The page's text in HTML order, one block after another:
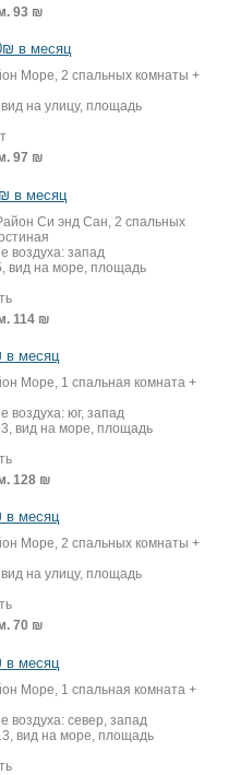
93 ₪
в месяц
Море, 2 спальных комнаты +
на улицу, площадь
97 ₪
в месяц
Си энд Сан, 2 спальных
воздуха: запад
вид на море, площадь
114 ₪
в месяц
Море, 1 спальная комната +
воздуха: юг, запад
вид на море, площадь
128 ₪
в месяц
Море, 2 спальных комнаты +
на улицу, площадь
70 ₪
в месяц
Море, 1 спальная комната +
воздуха: север, запад
вид на море, площадь